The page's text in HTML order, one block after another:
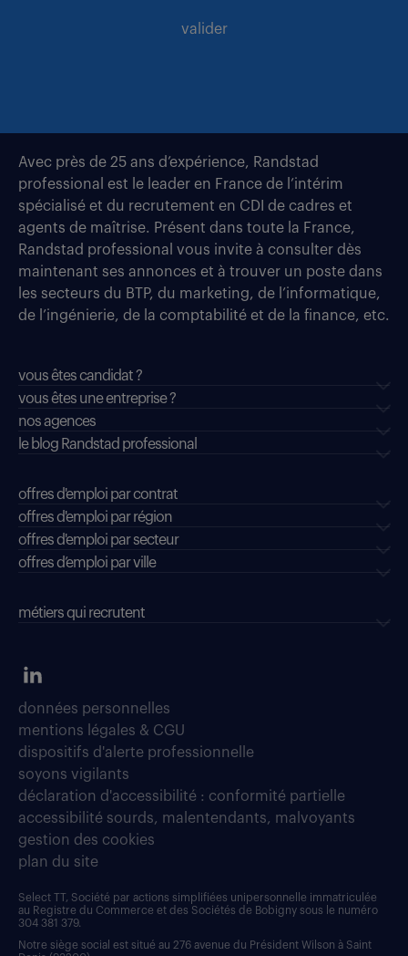
valider
Avec près de 25 ans d’expérience, Randstad
professional est le leader en France de l’intérim
spécialisé et du recrutement en CDI de cadres et
agents de maîtrise. Présent dans toute la France,
Randstad professional vous invite à consulter dès
maintenant ses annonces et à trouver un poste dans
les secteurs du BTP, du marketing, de l’informatique,
de l’ingénierie, de la comptabilité et de la finance, etc.
vous êtes candidat ?
vous êtes une entreprise ?
nos agences
le blog Randstad professional
offres d'emploi par contrat
offres d'emploi par région
offres d'emploi par secteur
offres d’emploi par ville
métiers qui recrutent
données personnelles
mentions légales & CGU
dispositifs d'alerte professionnelle
soyons vigilants
déclaration d'accessibilité : conformité partielle
accessibilité sourds, malentendants, malvoyants
gestion des cookies
plan du site
Select TT, Société par actions simplifiées unipersonnelle immatriculée
au Registre du Commerce et des Sociétés de Bobigny sous le numéro
304 381 379.
Notre siège social est situé au 276 avenue du Président Wilson à Saint